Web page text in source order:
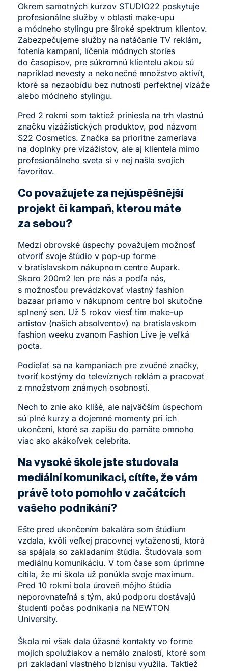
Okrem samotných kurzov STUDIO22 poskytuje
profesionálne služby v oblasti make-upu
a módneho stylingu pre široké spektrum klientov.
Zabezpečujeme služby na natáčanie TV reklám,
fotenia kampaní, líčenia módnych stories
do časopisov, pre súkromnú klientelu akou sú
napríklad nevesty a nekonečné množstvo aktivít,
ktoré sa nezaobídu bez nutnosti perfektnej vizáže
alebo módneho stylingu.
Pred 2 rokmi som taktiež priniesla na trh vlastnú
značku vizážistických produktov, pod názvom
S22 Cosmetics. Značka sa prioritne zameriava
na doplnky pre vizážistov, ale aj klientela mimo
profesionálneho sveta si v nej našla svojich
favoritov.
Co považujete za nejúspěšnější
projekt či kampaň, kterou máte
za sebou?
Medzi obrovské úspechy považujem možnosť
otvoriť svoje štúdio v pop-up forme
v bratislavskom nákupnom centre Aupark.
Skoro 200m2 len pre nás a podľa nás,
s možnosťou prevádzkovať vlastný fashion
bazaar priamo v nákupnom centre bol skutočne
splnený sen. Už 5 rokov viesť tím make-up
artistov (našich absolventov) na bratislavskom
fashion weeku zvanom Fashion Live je veľká
pocta.
Podieľať sa na kampaniach pre zvučné značky,
tvoriť kostýmy do televíznych reklám a pracovať
z množstvom známych osobností.
Nech to znie ako klišé, ale najväčším úspechom
sú plné kurzy a dojemné momenty pri ich
ukončení, ktoré sa zapíšu do pamäte omnoho
viac ako akákoľvek celebrita.
Na vysoké škole jste studovala
mediální komunikaci, cítíte, že vám
právě toto pomohlo v začátcích
vašeho podnikání?
Ešte pred ukončením bakalára som štúdium
vzdala, kvôli veľkej pracovnej vyťaženosti, ktorá
sa spájala so zakladaním štúdia. Študovala som
mediálnu komunikáciu. V tom čase som úprimne
cítila, že mi škola už ponúkla svoje maximum.
Pred 10 rokmi bola úroveň môjho štúdia
neporovnateľná s tým, akú podporu dostávajú
študenti počas podnikania na NEWTON
University.
Škola mi však dala úžasné kontakty vo forme
mojich spolužiakov a nemálo znalostí, ktoré som
pri zakladaní vlastného biznisu využila. Taktiež